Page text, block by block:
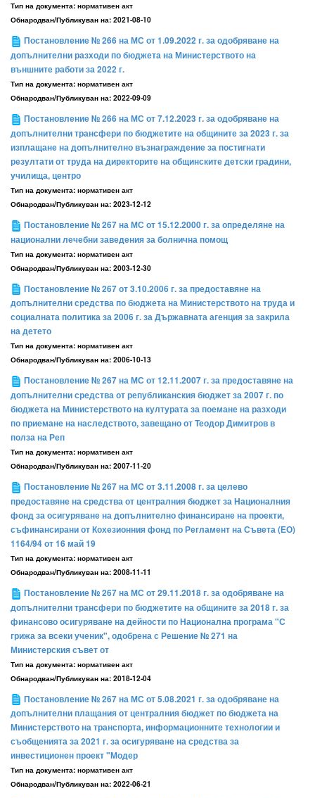
Тип на документа: нормативен акт
Обнародван/Публикуван на: 2021-08-10
Постановление № 266 на МС от 1.09.2022 г. за одобряване на
допълнителни разходи по бюджета на Министерството на
външните работи за 2022 г.
Тип на документа: нормативен акт
Обнародван/Публикуван на: 2022-09-09
Постановление № 266 на МС от 7.12.2023 г. за одобряване на
допълнителни трансфери по бюджетите на общините за 2023 г. за
изплащане на допълнително възнаграждение за постигнати
резултати от труда на директорите на общинските детски градини,
училища, центро
Тип на документа: нормативен акт
Обнародван/Публикуван на: 2023-12-12
Постановление № 267 на МС от 15.12.2000 г. за определяне на
национални лечебни заведения за болнична помощ
Тип на документа: нормативен акт
Обнародван/Публикуван на: 2003-12-30
Постановление № 267 от 3.10.2006 г. за предоставяне на
допълнителни средства по бюджета на Министерството на труда и
социалната политика за 2006 г. за Държавната агенция за закрила
на детето
Тип на документа: нормативен акт
Обнародван/Публикуван на: 2006-10-13
Постановление № 267 на МС от 12.11.2007 г. за предоставяне на
допълнителни средства от републиканския бюджет за 2007 г. по
бюджета на Министерството на културата за поемане на разходи
по приемане на наследството, завещано от Теодор Димитров в
полза на Реп
Тип на документа: нормативен акт
Обнародван/Публикуван на: 2007-11-20
Постановление № 267 на МС от 3.11.2008 г. за целево
предоставяне на средства от централния бюджет за Националния
фонд за осигуряване на допълнително финансиране на проекти,
съфинансирани от Кохезионния фонд по Регламент на Съвета (ЕО)
1164/94 от 16 май 19
Тип на документа: нормативен акт
Обнародван/Публикуван на: 2008-11-11
Постановление № 267 на МС от 29.11.2018 г. за одобряване на
допълнителни трансфери по бюджетите на общините за 2018 г. за
финансово осигуряване на дейности по Национална програма "С
грижа за всеки ученик", одобрена с Решение № 271 на
Министерския съвет от
Тип на документа: нормативен акт
Обнародван/Публикуван на: 2018-12-04
Постановление № 267 на МС от 5.08.2021 г. за одобряване на
допълнителни плащания от централния бюджет по бюджета на
Министерството на транспорта, информационните технологии и
съобщенията за 2021 г. за осигуряване на средства за
инвестиционен проект "Модер
Тип на документа: нормативен акт
Обнародван/Публикуван на: 2022-06-21